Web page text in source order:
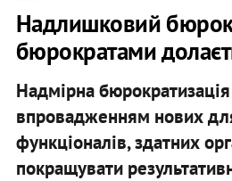
Надлишковий
бюрократами
Надмірна
впровадженням нових
функціоналів, здатних
покращувати